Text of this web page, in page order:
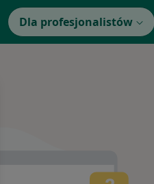
Dla profesjonalistów